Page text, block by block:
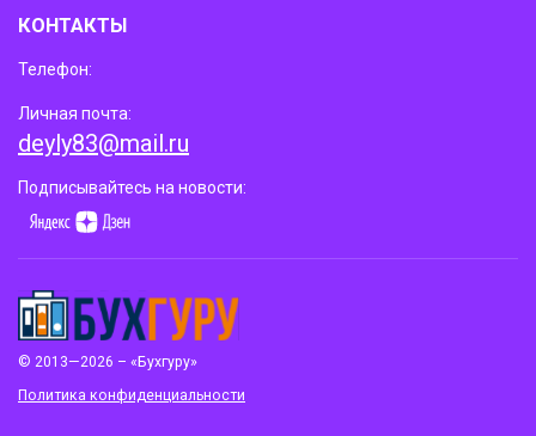
© 2013—2026 – «Бухгуру»
Политика конфиденциальности
КОНТАКТЫ
Телефон:
Личная почта:
deyly83@mail.ru
Подписывайтесь на новости: